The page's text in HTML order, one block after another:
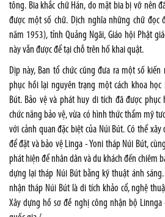
tông. Bia khắc chữ Hán, do mặt bia bị vỡ nên
được một số chữ. Dịch nghĩa những chữ đọc
năm 1953), tỉnh Quảng Ngãi, Giáo hội Phật
này vẫn được để tại chỗ trên hố khai quật.
Dịp này, Ban tổ chức cũng đưa ra một số
phục hồi lại nguyên trạng một cách khoa
Bút. Bảo vệ và phát huy di tích đã được
chức năng bảo vệ, vừa có hình thức thẩm mỹ
với cảnh quan đặc biệt của Núi Bút. Có thể
để đặt và bảo vệ Linga - Yoni tháp Núi Bút,
phát hiện để nhân dân và du khách đến chiêm
dựng lại tháp Núi Bút bằng kỹ thuật ánh
nhận tháp Núi Bút là di tích khảo cổ, nghệ
Xây dựng hồ sơ đề nghị công nhận bộ